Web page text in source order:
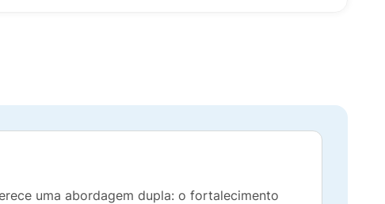
uma abordagem dupla: o fortalecimento